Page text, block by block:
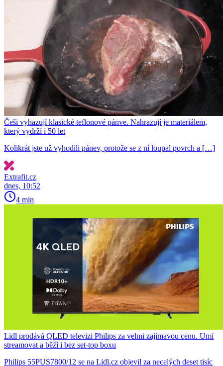
Češi vyhazují klasické teflonové pánve. Nahrazují je materiálem,
který vydrží i 50 let
Kolikrát jste už vyhodili pánev, protože se z ní loupal povrch a […]
Extrafit.cz
dnes, 10:52
4 min
Lidl prodává QLED televizi Philips za velmi zajímavou cenu. Umí
streamovat a běží i bez set-top boxu
Philips 55PUS7800/12 se na Lidl.cz objevil za necelých deset tisíc